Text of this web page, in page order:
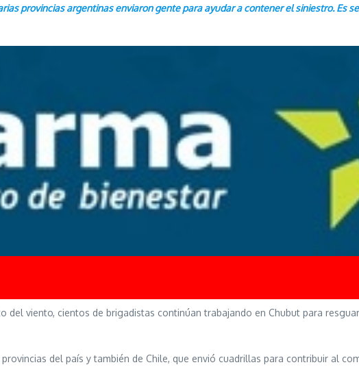
provincias argentinas enviaron gente para ayudar a contener el siniestro. Es
viento, cientos de brigadistas continúan trabajando en Chubut para
del país y también de Chile, que envió cuadrillas para contribuir al